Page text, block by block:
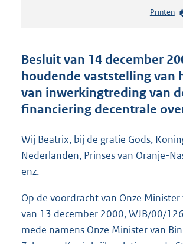
s
d
s
g
o
t
t
4
K
b
Printen
Besluit van 14 december
houdende vaststelling van
van inwerkingtreding van
financiering decentrale
Wij Beatrix, bij de gratie Gods,
Nederlanden, Prinses van Oranje-
enz.
Op de voordracht van Onze Minister
van 13 december 2000, WJB/00/
mede namens Onze Minister van